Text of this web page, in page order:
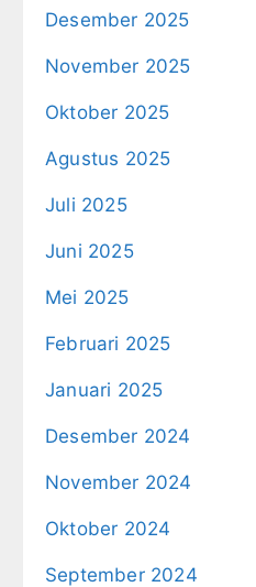
Desember 2025
November 2025
Oktober 2025
Agustus 2025
Juli 2025
Juni 2025
Mei 2025
Februari 2025
Januari 2025
Desember 2024
November 2024
Oktober 2024
September 2024